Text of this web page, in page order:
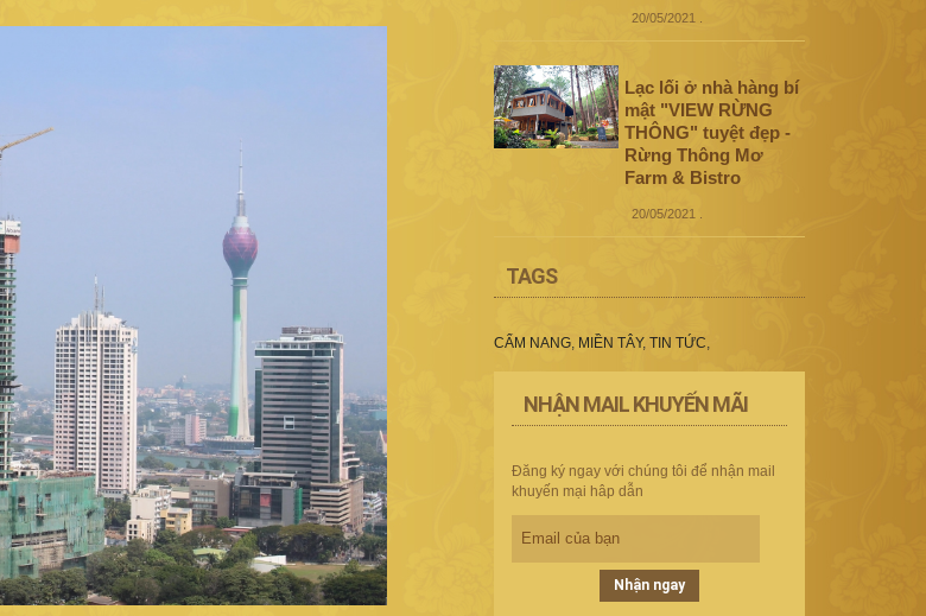
20/05/2021
Lạc lối ở nhà hàng bí
mật "VIEW RỪNG
THÔNG" tuyệt đẹp -
Rừng Thông Mơ
Farm & Bistro
20/05/2021
TAGS
CẨM NANG, MIỀN TÂY, TIN TỨC
NHẬN MAIL KHUYẾN MÃI
Đăng ký ngay với chúng tôi để nhận mail
khuyến mại hâp dẫn
Nhận ngay